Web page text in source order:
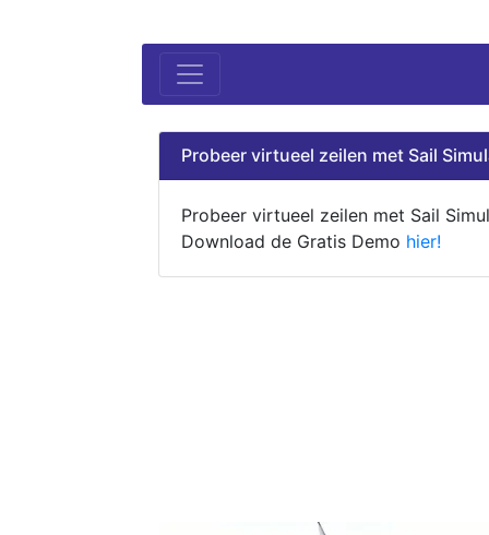
Probeer virtueel zeilen met Sail
Probeer virtueel zeilen met Sail
Download de Gratis Demo hier!